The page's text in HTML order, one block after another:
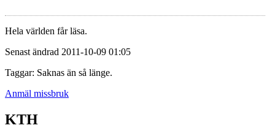
Hela världen får läsa.
Senast ändrad 2011-10-09 01:05
Taggar: Saknas än så länge.
Anmäl missbruk
KTH